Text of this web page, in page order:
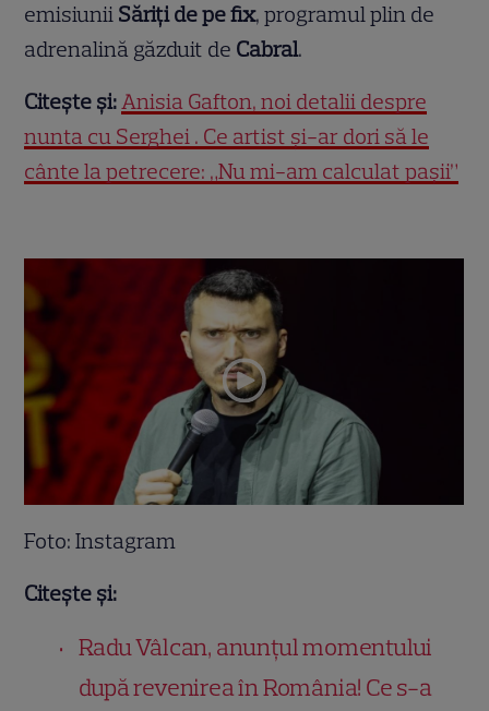
emisiunii Săriți de pe fix, programul plin de
adrenalină găzduit de Cabral.
Citește și:Anisia Gafton, noi detalii despre
nunta cu Serghei . Ce artist și-ar dori să le
cânte la petrecere: „Nu mi-am calculat pașii”
Foto: Instagram
Citește și:
Radu Vâlcan, anunțul momentului
după revenirea în România! Ce s-a